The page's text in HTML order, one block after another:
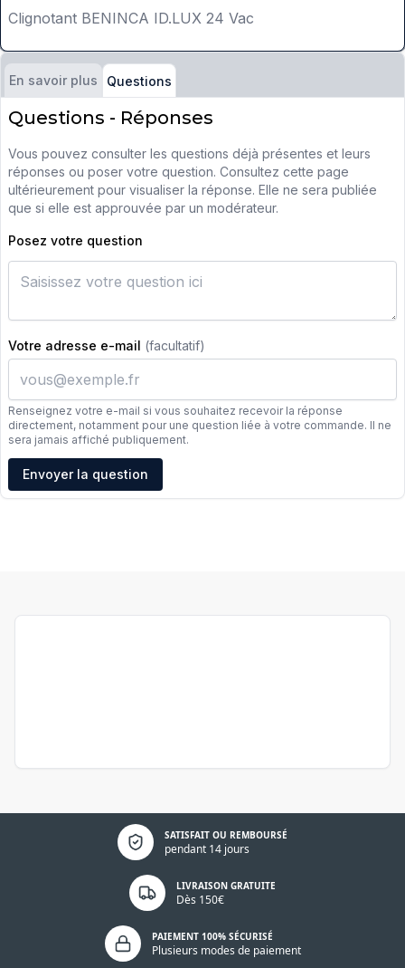
Clignotant BENINCA ID.LUX 24 Vac
En savoir plus Questions
Questions - Réponses
Vous pouvez consulter les questions déjà présentes et leurs
réponses ou poser votre question. Consultez cette page
ultérieurement pour visualiser la réponse. Elle ne sera publiée
que si elle est approuvée par un modérateur.
Posez votre question
Votre adresse e-mail (facultatif)
Renseignez votre e-mail si vous souhaitez recevoir la réponse
directement, notamment pour une question liée à votre commande. Il ne
sera jamais affiché publiquement.
Adresse e-mail
Envoyer la question
SATISFAIT OU REMBOURSÉ
pendant 14 jours
Politique de confidentialité
LIVRAISON GRATUITE
Dès 150€
PAIEMENT 100% SÉCURISÉ
Plusieurs modes de paiement